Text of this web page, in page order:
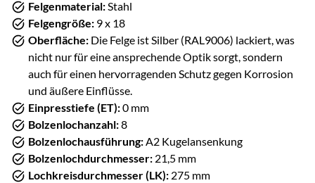
Felgenmaterial:Stahl
Felgengröße: 9 x 18
Oberfläche: Die Felge ist Silber (RAL9006) lackiert, was
nicht nur für eine ansprechende Optik sorgt, sondern
auch für einen hervorragenden Schutz gegen Korrosion
und äußere Einflüsse.
Einpresstiefe (ET):0 mm
Bolzenlochanzahl:8
Bolzenlochausführung:A2 Kugelansenkung
Bolzenlochdurchmesser: 21,5 mm
Lochkreisdurchmesser (LK): 275 mm